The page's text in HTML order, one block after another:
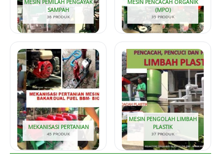
MESIN PEMILAH PENGAYAK
SAMPAH
36 PRODUK
MESIN PENCACAH ORGANIK
(MPO)
35 PRODUK
MEKANISASI PERTANIAN
45 PRODUK
MESIN PENGOLAH LIMBAH
PLASTIK
37 PRODUK